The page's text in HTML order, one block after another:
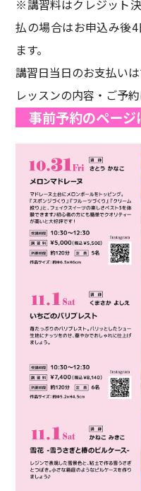
※講習料はクレジット
払の場合はお申込み後
ます。
講習日当日のお支払いは
レッスンの内容・ご予
事前予約のページ